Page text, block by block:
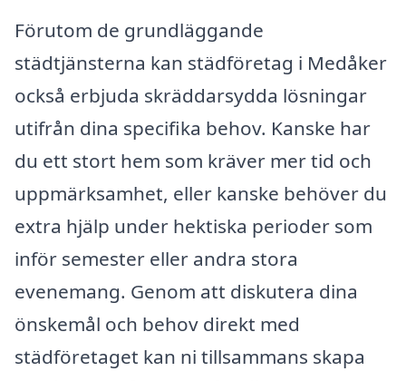
Förutom de grundläggande
städtjänsterna kan städföretag i Medåker
också erbjuda skräddarsydda lösningar
utifrån dina specifika behov. Kanske har
du ett stort hem som kräver mer tid och
uppmärksamhet, eller kanske behöver du
extra hjälp under hektiska perioder som
inför semester eller andra stora
evenemang. Genom att diskutera dina
önskemål och behov direkt med
städföretaget kan ni tillsammans skapa